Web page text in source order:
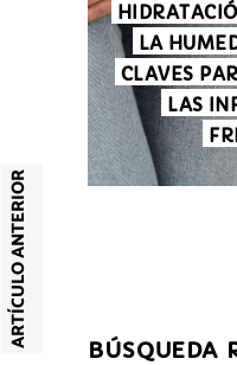
ARTÍCULO ANTERIOR
LA
CLAVES
LAS
BÚSQUEDA